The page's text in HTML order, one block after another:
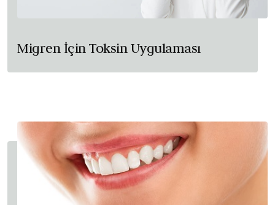
Migren İçin Toksin Uygulaması